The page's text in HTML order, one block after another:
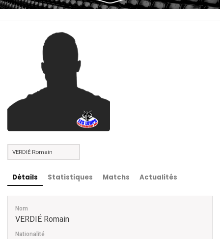
Détails Statistiques Matchs Actualités
Nom
VERDIÉ Romain
Nationalité